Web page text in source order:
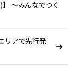
～みんなでつく
リアで先行発